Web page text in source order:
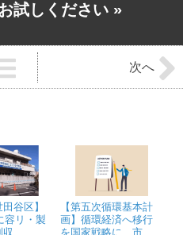
試しください »
次へ
谷区】
容リ・製
...
【第五次循環基本計
画】循環経済へ移行
を国家戦略に、市...